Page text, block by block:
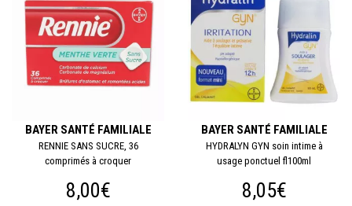
BAYER SANTÉ FAMILIALE
RENNIE SANS SUCRE, 36
comprimés à croquer
8,00€
BAYER SANTÉ FAMILIALE
HYDRALYN GYN soin intime à
usage ponctuel fl100ml
8,05€